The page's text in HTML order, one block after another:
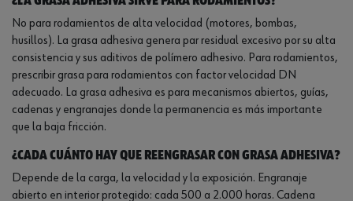
No para rodamientos de alta velocidad (motores, bombas,
husillos). La grasa adhesiva genera par residual excesivo por su alta
consistencia y sus aditivos de polímero adhesivo. Para rodamientos,
prescribir grasa para rodamientos con factor velocidad DN
adecuado. La grasa adhesiva es para mecanismos abiertos, guías,
cadenas y engranajes donde la permanencia es más importante
que la baja fricción.
¿Cada cuánto hay que reengrasar con grasa adhesiva?
Depende de la carga, la velocidad y la exposición. Engranaje
abierto en interior protegido: cada 500 a 2.000 horas. Cadena